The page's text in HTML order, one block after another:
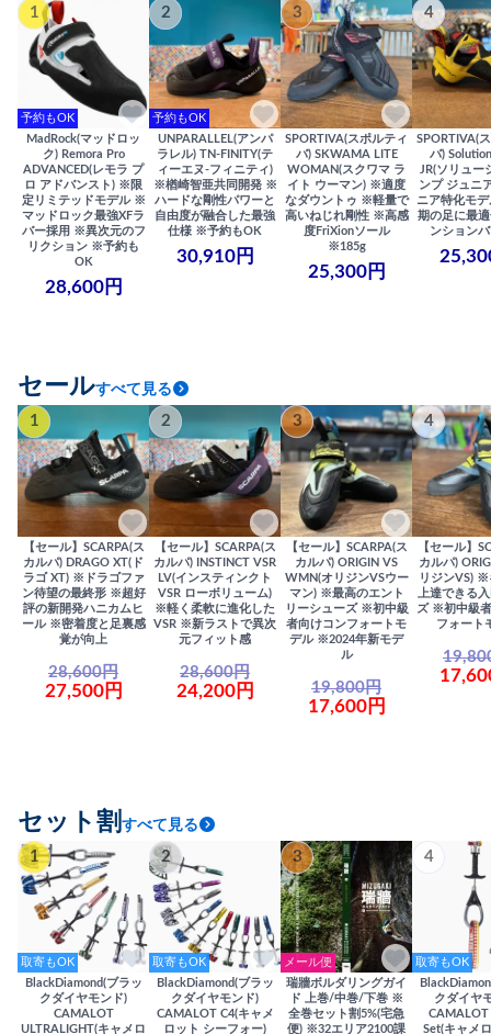
1
予約もOK
MadRock(マッドロッ
ク) Remora Pro
ADVANCED(レモラ プ
ロ アドバンスト) ※限
定リミテッドモデル ※
マッドロック最強XFラ
バー採用 ※異次元のフ
リクション ※予約も
OK
28,600円
2
予約もOK
UNPARALLEL(アンパ
ラレル) TN-FINITY(テ
ィーエヌ-フィニティ)
※楢崎智亜共同開発 ※
ハードな剛性パワーと
自由度が融合した最強
仕様 ※予約もOK
30,910円
3
SPORTIVA(スポルティ
バ) SKWAMA LITE
WOMAN(スクワマ ラ
イト ウーマン) ※適度
なダウントゥ ※軽量で
高いねじれ剛性 ※高感
度FriXionソール
※185g
25,300円
4
SPORTIVA(
バ)
JR(ソリュー
ンプ ジュニ
ニア特化モ
期の足に最
ンション
セールすべて見る
1
【セール】SCARPA(ス
カルパ) DRAGO XT(ド
ラゴ XT) ※ドラゴファ
ン待望の最終形 ※超好
評の新開発ハニカムヒ
ール ※密着度と足裏感
覚が向上
28,600円
27,500円
2
【セール】SCARPA(ス
カルパ) INSTINCT VSR
LV(インスティンクト
VSR ローボリューム)
※軽く柔軟に進化した
VSR ※新ラストで異次
元フィット感
28,600円
24,200円
3
【セール】SCARPA(ス
カルパ) ORIGIN VS
WMN(オリジンVSウー
マン) ※最高のエント
リーシューズ ※初中級
者向けコンフォートモ
デル ※2024年新モデ
ル
19,800円
17,600円
4
【セール】
カルパ)
リジンVS) ※
上達できる
ズ ※初中級
フォート
セット割 すべて見る
1
取寄もOK
BlackDiamond(ブラッ
クダイヤモンド)
CAMALOT
ULTRALIGHT(キャメロ
2
取寄もOK
BlackDiamond(ブラッ
クダイヤモンド)
CAMALOT C4(キャメ
ロット シーフォー)
3
メール便
瑞牆ボルダリングガイ
ド 上巻/中巻/下巻 ※
全巻セット割5%(宅急
便) ※32エリア2100課
4
取寄もOK
クダイヤ
Set(キャメ